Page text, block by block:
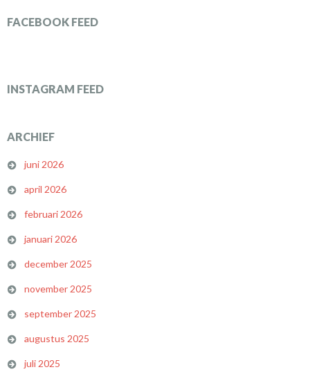
FACEBOOK FEED
INSTAGRAM FEED
ARCHIEF
juni 2026
april 2026
februari 2026
januari 2026
december 2025
november 2025
september 2025
augustus 2025
juli 2025